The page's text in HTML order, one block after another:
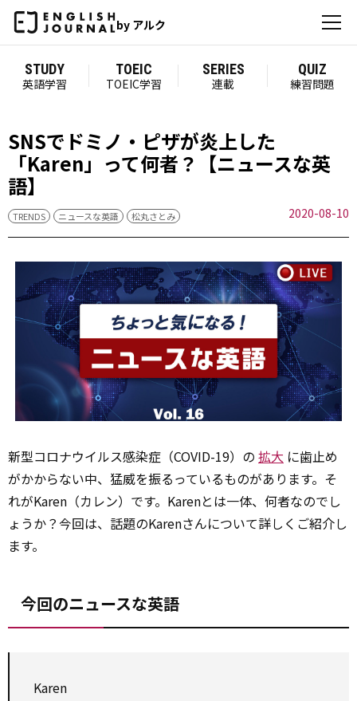
by アルク
STUDY
英語学習
TOEIC
TOEIC学習
SERIES
連載
QUIZ
練習問題
SNSでドミノ・ピザが炎上した
「Karen」って何者？【ニュースな英
語】
TRENDS ニュースな英語 松丸さとみ 2020-08-10
新型コロナウイルス感染症（COVID-19）の 拡大 に歯止め
がかからない中、猛威を振るっているものがあります。そ
れがKaren（カレン）です。Karenとは一体、何者なのでし
ょうか？今回は、話題のKarenさんについて詳しくご紹介し
ます。
今回のニュースな英語
Karen